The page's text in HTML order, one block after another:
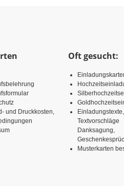
und Druckkosten,
Oft gesucht:
Einladungstexte,
Textvorschläge
Danksagung,
Musterkarten